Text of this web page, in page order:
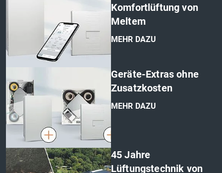
Komfortlüftung von
Meltem
MEHR DAZU
Geräte-Extras ohne
Zusatzkosten
MEHR DAZU
45 Jahre
Lüftungstechnik von